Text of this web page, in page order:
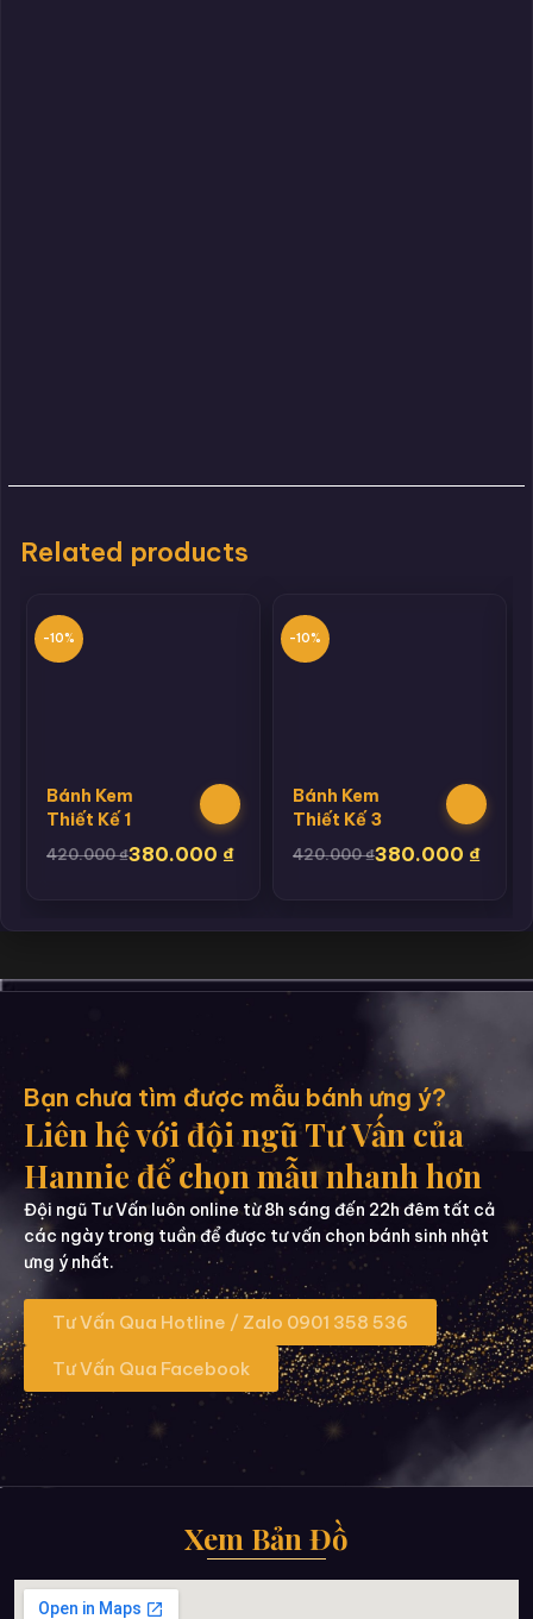
Related products
-10%
Bánh Kem
Thiết Kế 1
420.000₫380.000 ₫
-10%
Bánh Kem
Thiết Kế 3
420.000₫380.000 ₫
Bạn chưa tìm được mẫu bánh ưng ý?
Liên hệ với đội ngũ Tư Vấn của
Hannie để chọn mẫu nhanh hơn
Đội ngũ Tư Vấn luôn online từ 8h sáng đến 22h đêm tất cả
các ngày trong tuần để được tư vấn chọn bánh sinh nhật
ưng ý nhất.
Tư Vấn Qua Hotline / Zalo 0901 358 536
Tư Vấn Qua Facebook
Xem Bản Đồ